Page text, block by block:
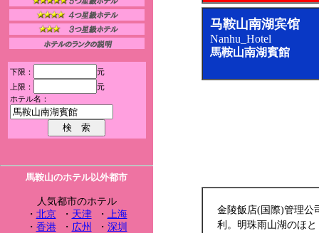
下限：
元
上限：
元
ホテル名：
馬鞍山のホテル以外都市
人気都市のホテル
・ 北京・ 天津・ 上海
・ 香港・ 広州 ・ 深圳
马鞍山南湖宾馆
Nanhu_Hotel
馬鞍山南湖賓館
金陵飯店(国際)管理公
利。明珠雨山湖のほ